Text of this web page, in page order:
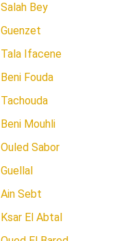
Salah Bey
Guenzet
Tala Ifacene
Beni Fouda
Tachouda
Beni Mouhli
Ouled Sabor
Guellal
Ain Sebt
Ksar El Abtal